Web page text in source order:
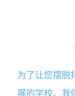
为了让您摆脱
展的学校。我